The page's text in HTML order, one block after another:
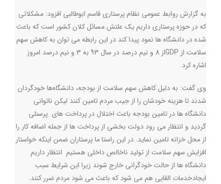
به گزارش روابط عمومی نظام پرستاری قاسم ابوطالبی افزود: مشکلاتی
كه در حوزه پرستاری داریم یک علتش مسائل كلان كشور است که باعث
شده در دانشگاه ها نمود پیدا کند در اين رابطه مي توان به کاهش سهم
سلامت از GDP
از 8 و نیم درصد در سال 93 به 3 و نیم درصد امروز
اشاره كرد.
وی گفت: به دلیل كاهش سهم سلامت از بودجه، دانشگاه‌ها خودگردان
شدند تا هزینه خودشان را از جيب مردم تامین کنند ليكن ناتواني
دانشگاه ها در تامين بودجه باعث اختلال در پرداخت های پرسنلي
گرديد و انتظار مي رود دولت بخشي از پرداخت ها از جمله اضافه كار را
از محل خزانه تامين نمايد. در اين راستا ما پرستاران ضمن اينكه خواستار
افزایش سهم سلامت از تولید ناخالص داخلی هستیم انتظار داريم
دانشگاه ها از حالت خودگرانی خارج شوند زیرا این شرایط سبب
ايجادخدمات القایی هم می شود که باعث می شود مردم ضرر کنند.